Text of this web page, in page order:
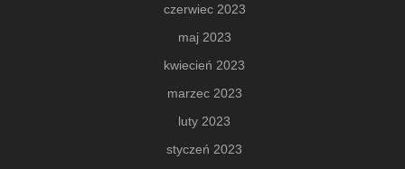
czerwiec 2023
maj 2023
kwiecień 2023
marzec 2023
luty 2023
styczeń 2023